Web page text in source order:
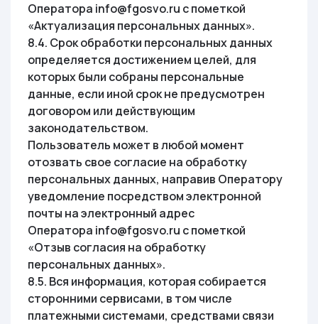
Оператора info@fgosvo.ru с пометкой
«Актуализация персональных данных».
8.4. Срок обработки персональных данных
определяется достижением целей, для
которых были собраны персональные
данные, если иной срок не предусмотрен
договором или действующим
законодательством.
Пользователь может в любой момент
отозвать свое согласие на обработку
персональных данных, направив Оператору
уведомление посредством электронной
почты на электронный адрес
Оператора info@fgosvo.ru с пометкой
«Отзыв согласия на обработку
персональных данных».
8.5. Вся информация, которая собирается
сторонними сервисами, в том числе
платежными системами, средствами связи